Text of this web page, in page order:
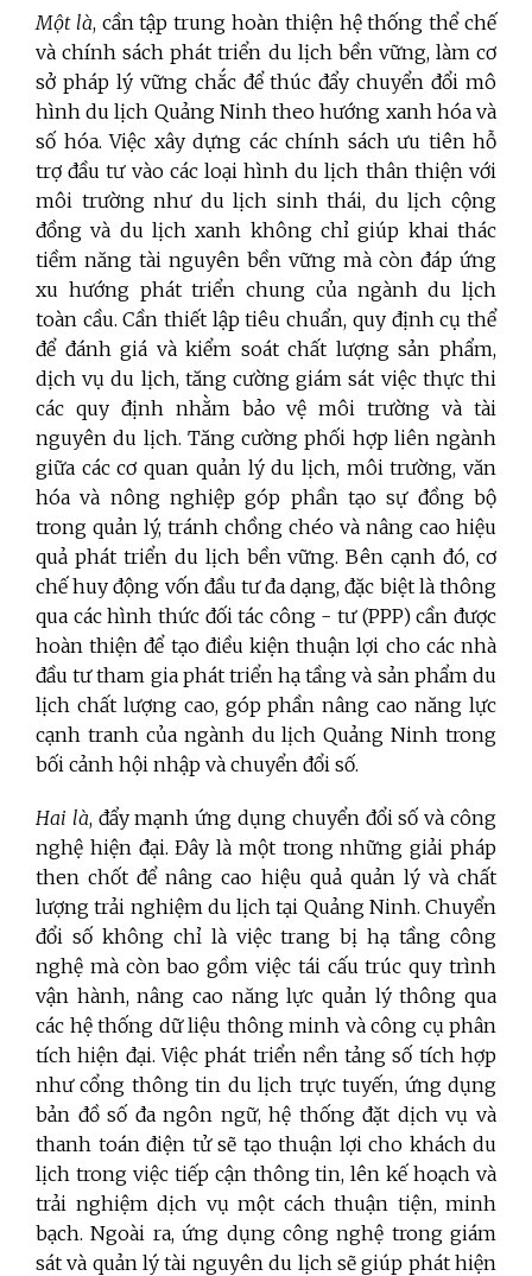
Một là, cần tập trung hoàn thiện hệ thống thể chế
và chính sách phát triển du lịch bền vững, làm cơ
sở pháp lý vững chắc để thúc đẩy chuyển đổi mô
hình du lịch Quảng Ninh theo hướng xanh hóa và
số hóa. Việc xây dựng các chính sách ưu tiên hỗ
trợ đầu tư vào các loại hình du lịch thân thiện với
môi trường như du lịch sinh thái, du lịch cộng
đồng và du lịch xanh không chỉ giúp khai thác
tiềm năng tài nguyên bền vững mà còn đáp ứng
xu hướng phát triển chung của ngành du lịch
toàn cầu. Cần thiết lập tiêu chuẩn, quy định cụ thể
để đánh giá và kiểm soát chất lượng sản phẩm,
dịch vụ du lịch, tăng cường giám sát việc thực thi
các quy định nhằm bảo vệ môi trường và tài
nguyên du lịch. Tăng cường phối hợp liên ngành
giữa các cơ quan quản lý du lịch, môi trường, văn
hóa và nông nghiệp góp phần tạo sự đồng bộ
trong quản lý, tránh chồng chéo và nâng cao hiệu
quả phát triển du lịch bền vững. Bên cạnh đó, cơ
chế huy động vốn đầu tư đa dạng, đặc biệt là thông
qua các hình thức đối tác công - tư (PPP) cần được
hoàn thiện để tạo điều kiện thuận lợi cho các nhà
đầu tư tham gia phát triển hạ tầng và sản phẩm du
lịch chất lượng cao, góp phần nâng cao năng lực
cạnh tranh của ngành du lịch Quảng Ninh trong
bối cảnh hội nhập và chuyển đổi số.
Hai là, đẩy mạnh ứng dụng chuyển đổi số và công
nghệ hiện đại. Đây là một trong những giải pháp
then chốt để nâng cao hiệu quả quản lý và chất
lượng trải nghiệm du lịch tại Quảng Ninh. Chuyển
đổi số không chỉ là việc trang bị hạ tầng công
nghệ mà còn bao gồm việc tái cấu trúc quy trình
vận hành, nâng cao năng lực quản lý thông qua
các hệ thống dữ liệu thông minh và công cụ phân
tích hiện đại. Việc phát triển nền tảng số tích hợp
như cổng thông tin du lịch trực tuyến, ứng dụng
bản đồ số đa ngôn ngữ, hệ thống đặt dịch vụ và
thanh toán điện tử sẽ tạo thuận lợi cho khách du
lịch trong việc tiếp cận thông tin, lên kế hoạch và
trải nghiệm dịch vụ một cách thuận tiện, minh
bạch. Ngoài ra, ứng dụng công nghệ trong giám
sát và quản lý tài nguyên du lịch sẽ giúp phát hiện